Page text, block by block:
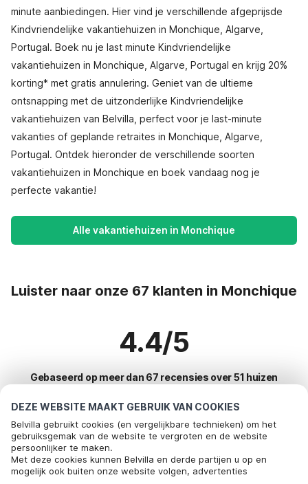
DEZE WEBSITE MAAKT GEBRUIK VAN COOKIES
Belvilla gebruikt cookies (en vergelijkbare technieken) om het
gebruiksgemak van de website te vergroten en de website
persoonlijker te maken.
Met deze cookies kunnen Belvilla en derde partijen u op en
mogelijk ook buiten onze website volgen, advertenties
minute aanbiedingen. Hier vind je verschillende afgeprijsde
Kindvriendelijke vakantiehuizen in Monchique, Algarve,
Portugal. Boek nu je last minute Kindvriendelijke
vakantiehuizen in Monchique, Algarve, Portugal en krijg 20%
korting* met gratis annulering. Geniet van de ultieme
ontsnapping met de uitzonderlijke Kindvriendelijke
vakantiehuizen van Belvilla, perfect voor je last-minute
vakanties of geplande retraites in Monchique, Algarve,
Portugal. Ontdek hieronder de verschillende soorten
vakantiehuizen in Monchique en boek vandaag nog je
perfecte vakantie!
Alle vakantiehuizen in Monchique
Luister naar onze 67 klanten in Monchique
4.4/5
Gebaseerd op meer dan 67 recensies over 51 huizen
Meest populaire bestemmingen voor
vakantie
Top steden met top voorzieningen voor vakantie